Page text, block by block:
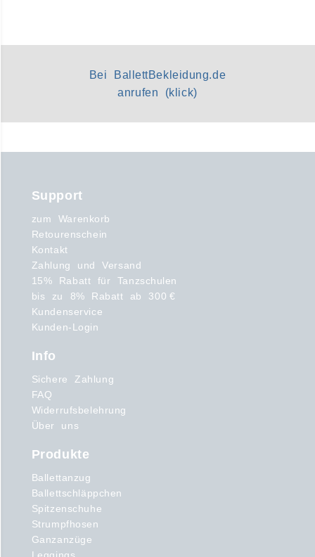
Bei BallettBekleidung.de
anrufen (klick)
Support
zum Warenkorb
Retourenschein
Kontakt
Zahlung und Versand
15% Rabatt für Tanzschulen
bis zu 8% Rabatt ab 300 €
Kundenservice
Kunden-Login
Info
Sichere Zahlung
FAQ
Widerrufsbelehrung
Über uns
Produkte
Ballettanzug
Ballettschläppchen
Spitzenschuhe
Strumpfhosen
Ganzanzüge